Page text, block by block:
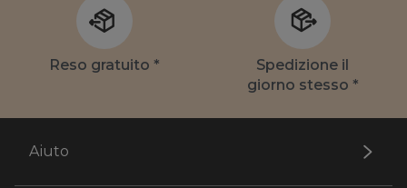
Reso gratuito *
Spedizione il
giorno stesso *
Aiuto